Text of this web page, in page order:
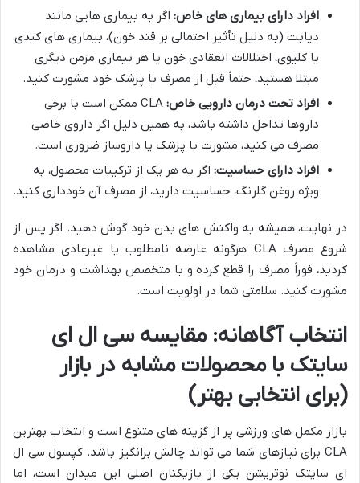
افراد دارای بیماری های خاص: اگر به بیماری هایی مانند
دیابت (به دلیل تأثیر احتمالی بر قند خون)، بیماری های کبدی
یا کلیوی، اختلالات انعقادی خون یا هر بیماری مزمن دیگری
مبتلا هستید، حتماً قبل از مصرف با پزشک خود مشورت کنید.
افراد تحت درمان دارویی خاص:
CLA ممکن است با برخی
داروها تداخل داشته باشد، به همین دلیل اگر داروی خاصی
مصرف می کنید، مشورت با پزشک یا داروساز ضروری است.
افراد دارای حساسیت: اگر به هر یک از ترکیبات محصول، به
ویژه روغن گلرنگ، حساسیت دارید، از مصرف آن خودداری کنید.
در نهایت، همیشه به واکنش های بدن خود گوش دهید. اگر پس از
شروع مصرف CLA هرگونه عارضه نامطلوب یا غیرعادی مشاهده
کردید، فوراً مصرف را قطع کرده و با متخصص بهداشت و درمان خود
مشورت کنید. سلامتی شما در اولویت است.
انتخاب آگاهانه: مقایسه سی ال ای
سایتک با محصولات مشابه در بازار
(برای انتخابی بهتر)
بازار مکمل های ورزشی پر از گزینه های متنوع است و انتخاب بهترین
CLA برای نیازهای شما می تواند چالش برانگیز باشد. کپسول سی ال
ای سایتک نوتریشن یکی از بازیکنان اصلی این میدان است، اما